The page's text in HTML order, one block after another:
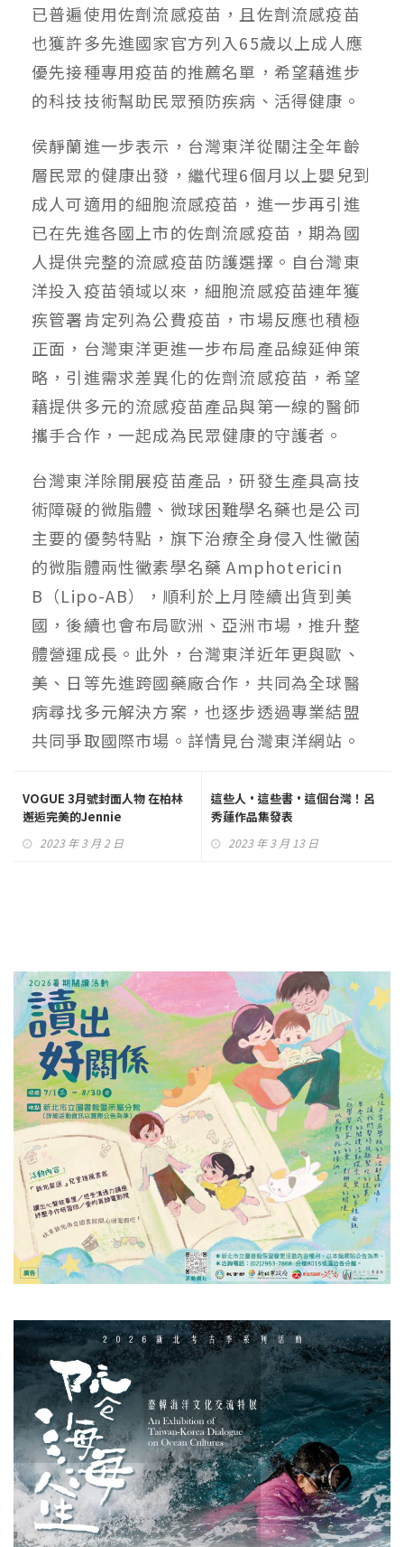
已普遍使用佐劑流感疫苗，且佐劑流感疫苗
也獲許多先進國家官方列入65歲以上成人應
優先接種專用疫苗的推薦名單，希望藉進步
的科技技術幫助民眾預防疾病、活得健康。
侯靜蘭進一步表示，台灣東洋從關注全年齡
層民眾的健康出發，繼代理6個月以上嬰兒到
成人可適用的細胞流感疫苗，進一步再引進
已在先進各國上市的佐劑流感疫苗，期為國
人提供完整的流感疫苗防護選擇。自台灣東
洋投入疫苗領域以來，細胞流感疫苗連年獲
疾管署肯定列為公費疫苗，市場反應也積極
正面，台灣東洋更進一步布局產品線延伸策
略，引進需求差異化的佐劑流感疫苗，希望
藉提供多元的流感疫苗產品與第一線的醫師
攜手合作，一起成為民眾健康的守護者。
台灣東洋除開展疫苗產品，研發生產具高技
術障礙的微脂體、微球困難學名藥也是公司
主要的優勢特點，旗下治療全身侵入性黴菌
的微脂體兩性黴素學名藥 Amphotericin
B（Lipo-AB），順利於上月陸續出貨到美
國，後續也會布局歐洲、亞洲市場，推升整
體營運成長。此外，台灣東洋近年更與歐、
美、日等先進跨國藥廠合作，共同為全球醫
病尋找多元解決方案，也逐步透過專業結盟
共同爭取國際市場。詳情見台灣東洋網站。
VOGUE 3月號封面人物 在柏林
邂逅完美的Jennie
2023 年 3 月 2 日
這些人•這些書•這個台灣！呂
秀蓮作品集發表
2023 年 3 月 13 日